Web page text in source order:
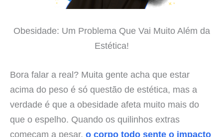
Obesidade: Um Problema Que Vai Muito Além da
Estética!
Bora falar a real? Muita gente acha que estar
acima do peso é só questão de estética, mas a
verdade é que a obesidade afeta muito mais do
que o espelho. Quando os quilinhos extras
começam a pesar, o corpo todo sente o impacto